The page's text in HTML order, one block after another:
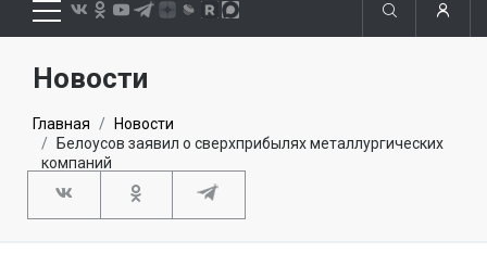
Новости
Главная
Новости
Белоусов заявил о сверхприбылях металлургических
компаний